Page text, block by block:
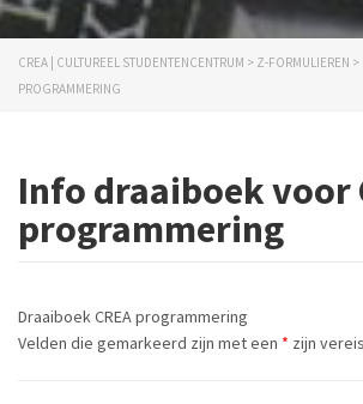
CREA | CULTUREEL STUDENTENCENTRUM > Z-FORMULIEREN >
PROGRAMMERING
Info draaiboek voor
programmering
Draaiboek CREA programmering
Velden die gemarkeerd zijn met een * zijn